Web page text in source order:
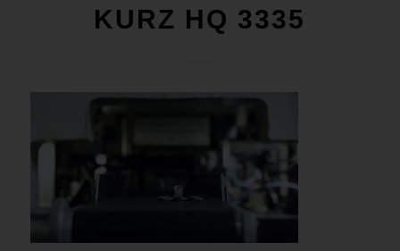
KURZ HQ 3335